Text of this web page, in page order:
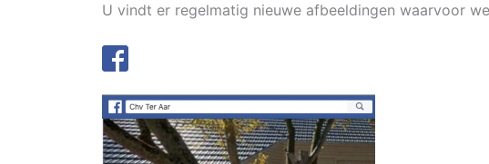
U vindt er regelmatig nieuwe afbeeldingen waarvoor